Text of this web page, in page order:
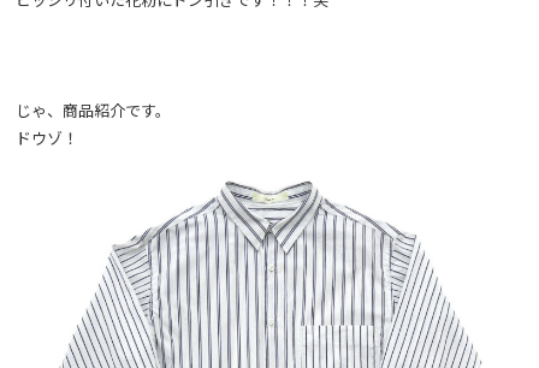
じゃ、商品紹介です。
ドウゾ！